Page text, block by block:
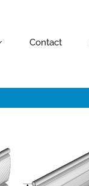
Contact